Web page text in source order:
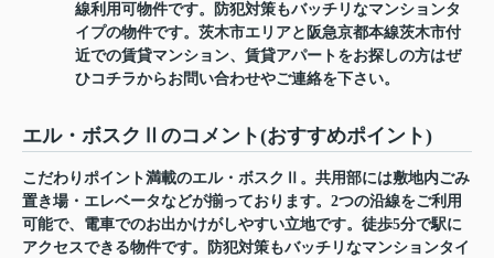
線利用可物件です。防犯対策もバッチリなマンションタ
イプの物件です。茨木市エリアと阪急京都本線茨木市付
近での賃貸マンション、賃貸アパートをお探しの方はぜ
ひコチラからお問い合わせやご連絡を下さい。
エル・ボスクⅡのコメント(おすすめポイント)
こだわりポイント満載のエル・ボスクⅡ。共用部には敷地内ごみ
置き場・エレベータなどが揃っております。2つの沿線をご利用
可能で、電車でのお出かけがしやすい立地です。徒歩5分で駅に
アクセスできる物件です。防犯対策もバッチリなマンションタイ